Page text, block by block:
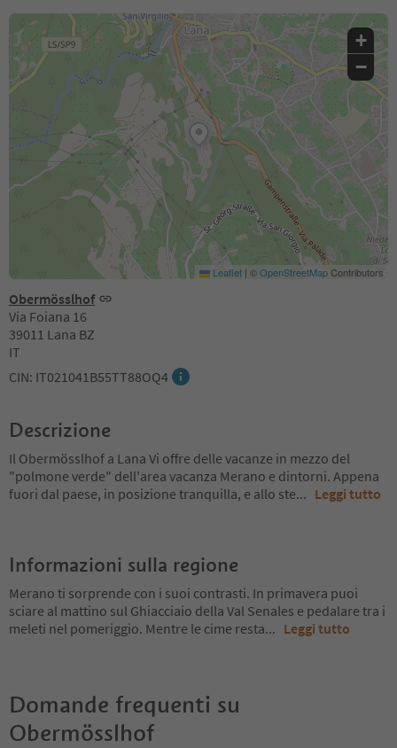
Obermösslhof
Via Foiana 16
39011 Lana BZ
IT
CIN: IT021041B55TT88OQ4
+
−
Leaflet | ©OpenStreetMapContributors
Descrizione
Il Obermösslhof a Lana Vi offre delle vacanze in mezzo del
"polmone verde" dell'area vacanza Merano e dintorni. Appena
fuori dal paese, in posizione tranquilla, e allo ste... Leggi tutto
Informazioni sulla regione
Merano ti sorprende con i suoi contrasti. In primavera puoi
sciare al mattino sul Ghiacciaio della Val Senales e pedalare tra i
meleti nel pomeriggio. Mentre le cime resta... Leggi tutto
Domande frequenti su
Obermösslhof